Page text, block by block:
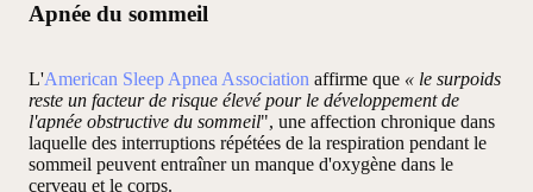
Apnée du sommeil
L'American Sleep Apnea Association affirme que « le surpoids
reste un facteur de risque élevé pour le développement de
l'apnée obstructive du sommeil", une affection chronique dans
laquelle des interruptions répétées de la respiration pendant le
sommeil peuvent entraîner un manque d'oxygène dans le
cerveau et le corps.